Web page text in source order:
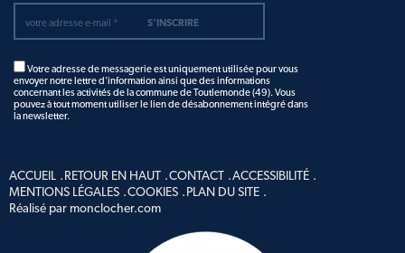
Votre adresse de messagerie est uniquement utilisée pour vous
envoyer notre lettre d'information ainsi que des informations
concernant les activités de la commune de Toutlemonde (49). Vous
pouvez à tout moment utiliser le lien de désabonnement intégré dans
la newsletter.
ACCUEIL RETOUR EN HAUT CONTACT ACCESSIBILITÉ
MENTIONS LÉGALES COOKIES
PLAN DU SITE
Réalisé par monclocher.com